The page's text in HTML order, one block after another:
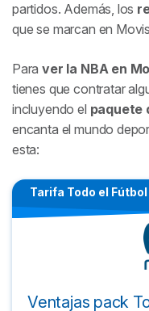
partidos. Además, los
que se marcan en
Paraver la NBA en
tienes que contratar
incluyendo el paquete
encanta el mundo
esta:
Tarifa Todo el
Ventajas pack